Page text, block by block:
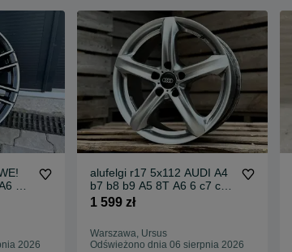
c5
2026
alufelgi r17 5x112 AUDI A4
b7 b8 b9 A5 8T A6 6 c7 c8
Q5
1 599 zł
Warszawa, Ursus
Odświeżono dnia 06 sierpnia 2026